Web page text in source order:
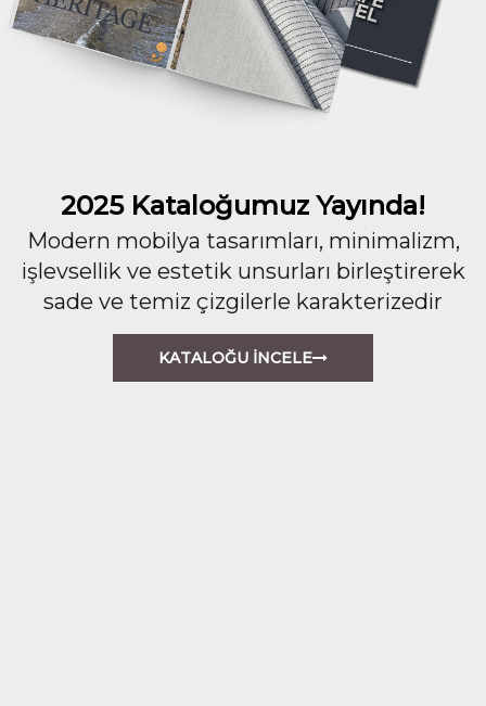
2025 Kataloğumuz Yayında!
Modern mobilya tasarımları, minimalizm,
işlevsellik ve estetik unsurları birleştirerek
sade ve temiz çizgilerle karakterizedir
KATALOĞU İNCELE